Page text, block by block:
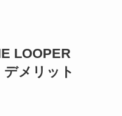
LOOPER
メリット